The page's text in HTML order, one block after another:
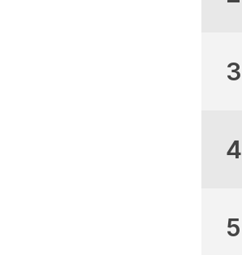
3
4
5